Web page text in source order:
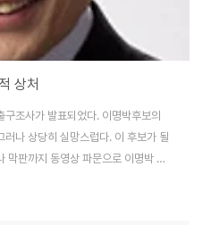
상처
조사가 발표되었다. 이명박후보의
나 상당히 실망스럽다. 이 후보가 될
막판까지 동영상 파문으로 이명박 후
기 때문에 적어도 지지율면에서 변동